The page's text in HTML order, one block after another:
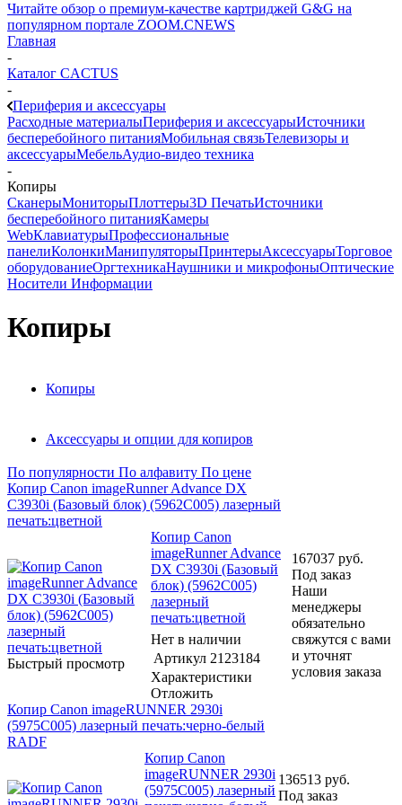
Читайте обзор о премиум-качестве картриджей G&G на
популярном портале ZOOM.CNEWS
Главная
-
Каталог CACTUS
-
Периферия и аксессуары
Расходные материалыПериферия и аксессуарыИсточники
бесперебойного питанияМобильная связьТелевизоры и
аксессуарыМебельАудио-видео техника
-
Копиры
СканерыМониторыПлоттеры3D ПечатьИсточники
бесперебойного питанияКамеры
WebКлавиатурыПрофессиональные
панелиКолонкиМанипуляторыПринтерыАксессуарыТорговое
оборудованиеОргтехникаНаушники и микрофоныОптические
Носители Информации
Копиры
Копиры
Аксессуары и опции для копиров
По популярности По алфавиту По цене
Копир Canon imageRunner Advance DX
C3930i (Базовый блок) (5962C005) лазерный
печать:цветной
Быстрый просмотр
Копир Canon
imageRunner Advance
DX C3930i (Базовый
блок) (5962C005)
лазерный
печать:цветной
Нет в наличии
Артикул 2123184
Характеристики
Отложить
167037 руб.
Под заказ
Наши
менеджеры
обязательно
свяжутся с вами
и уточнят
условия заказа
Копир Canon imageRUNNER 2930i
(5975C005) лазерный печать:черно-белый
RADF
Копир Canon
imageRUNNER 2930i
(5975C005) лазерный
136513 руб.
Под заказ